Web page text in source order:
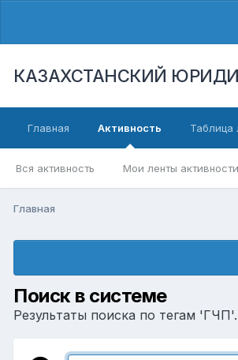
КАЗАХСТАНСКИЙ
Главная Активность
Вся активность Мои ленты активности
Таблица
Главная
Поиск в системе
Результаты поиска по тегам 'ГЧП'.